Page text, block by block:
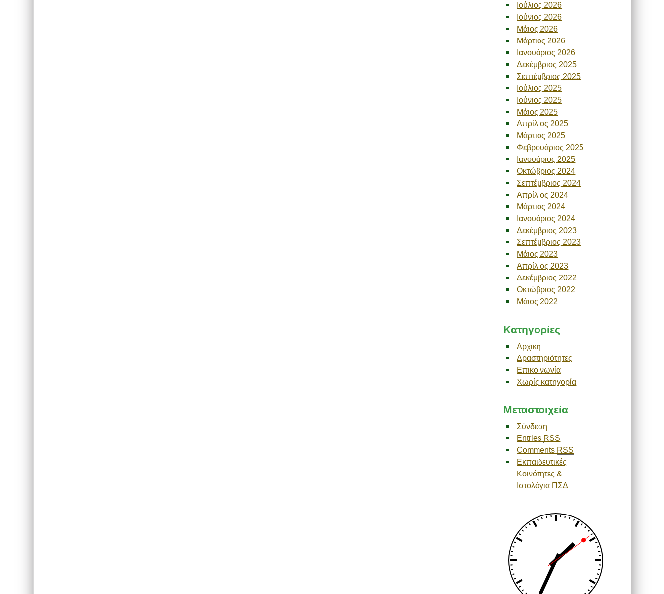
Ιούλιος 2026
Ιούνιος 2026
Μάιος 2026
Μάρτιος 2026
Ιανουάριος 2026
Δεκέμβριος 2025
Σεπτέμβριος 2025
Ιούλιος 2025
Ιούνιος 2025
Μάιος 2025
Απρίλιος 2025
Μάρτιος 2025
Φεβρουάριος 2025
Ιανουάριος 2025
Οκτώβριος 2024
Σεπτέμβριος 2024
Απρίλιος 2024
Μάρτιος 2024
Ιανουάριος 2024
Δεκέμβριος 2023
Σεπτέμβριος 2023
Μάιος 2023
Απρίλιος 2023
Δεκέμβριος 2022
Οκτώβριος 2022
Μάιος 2022
Kατηγορίες
Αρχική
Δραστηριότητες
Επικοινωνία
Χωρίς κατηγορία
Μεταστοιχεία
Σύνδεση
Entries RSS
Comments RSS
Εκπαιδευτικές
Κοινότητες &
Ιστολόγια ΠΣΔ